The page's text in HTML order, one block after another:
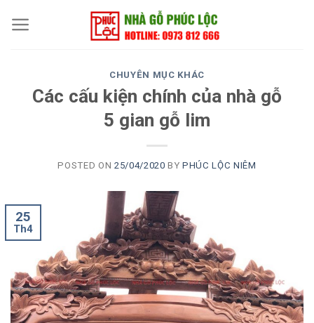
CHUYÊN MỤC KHÁC
Các cấu kiện chính của nhà gỗ
5 gian gỗ lim
POSTED ON 25/04/2020 BYPHÚC LỘC NIÊM
25
Th4